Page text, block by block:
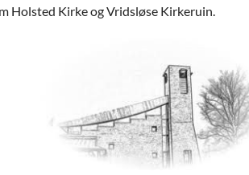
Holsted Kirke og Vridsløse Kirkeruin.